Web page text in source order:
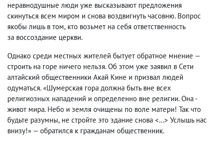
неравнодушные люди уже высказывают предложения
скинуться всем миром и снова воздвигнуть часовню. Вопрос
якобы лишь в том, кто возьмет на себя ответственность
за воссоздание церкви.
Однако среди местных жителей бытует обратное мнение —
строить на горе ничего нельзя. Об этом уже заявил в Сети
алтайский общественники Акай Кине и призвал людей
одуматься. «Шумерская гора должна быть вне всех
религиозных нападений и определенно вне религии. Она -
живот мира. Небо и земля очищены по воле матери! Так что
будьте разумны, не стройте это здание снова <…> Услышь нас
внизу!» — обратился к гражданам общественник.